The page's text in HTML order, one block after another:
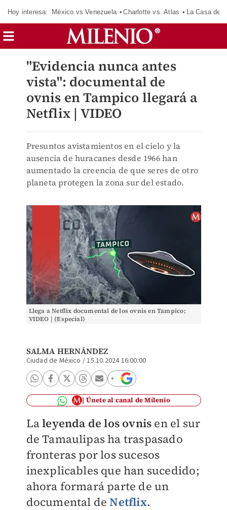
Hoy interesa: México vs Venezuela Charlotte vs. Atlas La Casa de
"Evidencia nunca antes
vista": documental de
ovnis en Tampico llegará a
Netflix | VIDEO
Presuntos avistamientos en el cielo y la
ausencia de huracanes desde 1966 han
aumentado la creencia de que seres de otro
planeta protegen la zona sur del estado.
Llega a Netflix documental de los ovnis en Tampico;
VIDEO | (Especial)
SALMA HERNÁNDEZ
Ciudad de México /15.10.2024 16:00:00
Únete al canal de Milenio
Laleyenda de los ovnis en el sur
de Tamaulipas ha traspasado
fronteras por los sucesos
inexplicables que han sucedido;
ahora formará parte de un
documental deNetflix.